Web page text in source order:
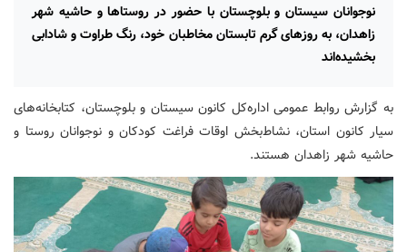
نوجوانان سیستان و بلوچستان با حضور در روستاها و حاشیه شهر
زاهدان، به روزهای گرم تابستان مخاطبان خود، رنگ طراوت و شادابی
بخشیده‌اند
به گزارش روابط عمومی اداره‌کل کانون سیستان و بلوچستان، کتابخانه‌های
سیار کانون استان، نشاط‌بخش اوقات فراغت کودکان و نوجوانان روستا و
حاشیه شهر زاهدان هستند.